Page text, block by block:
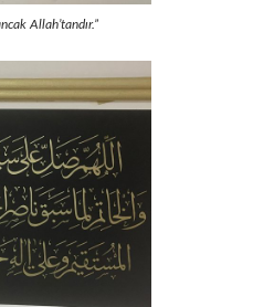
Allah’tandır.”